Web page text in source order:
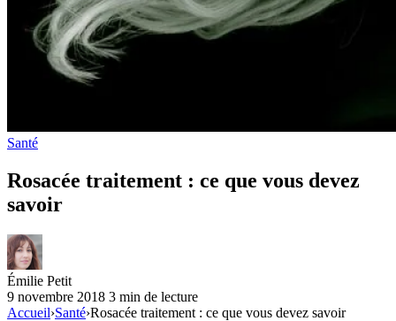
Santé
Rosacée traitement : ce que vous devez
savoir
Émilie Petit
9 novembre 2018 3 min de lecture
Accueil›Santé›Rosacée traitement : ce que vous devez savoir